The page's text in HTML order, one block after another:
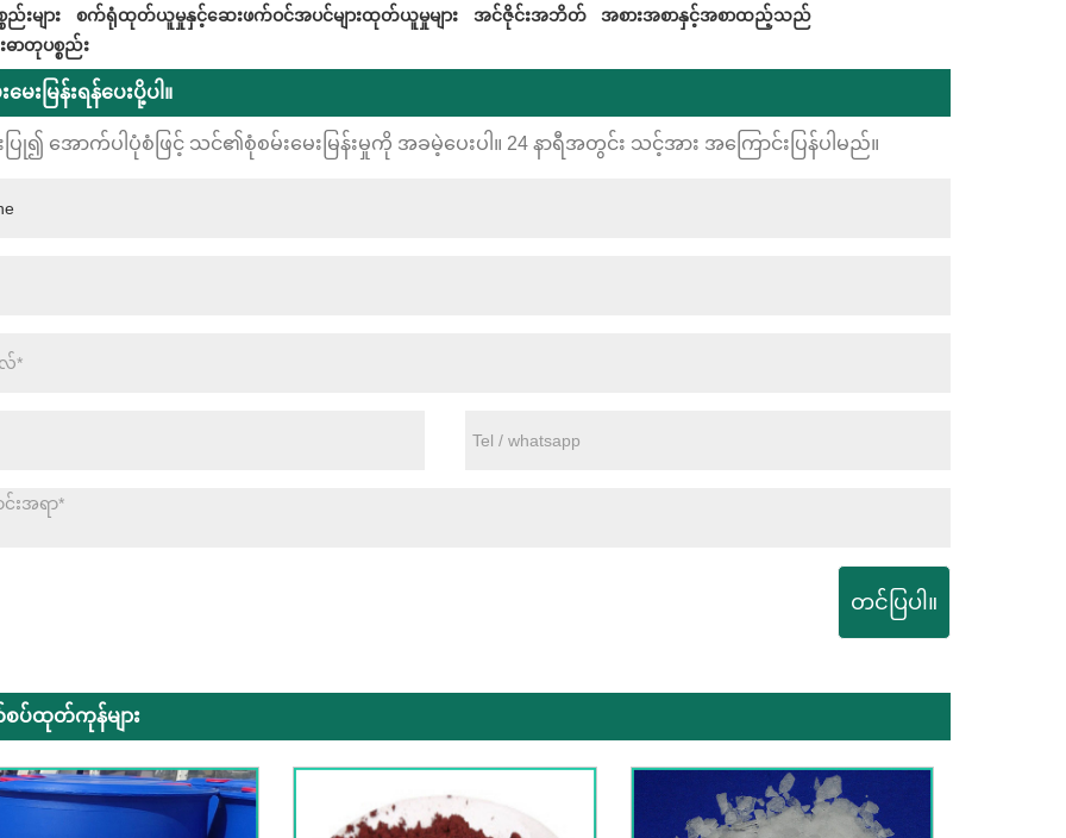
ည်းများ စက်ရုံထုတ်ယူမှုနှင့်ဆေးဖက်ဝင်အပင်များထုတ်ယူမှုများ အင်ဇိုင်းအဘိတ်
အစားအစာနှင့်အစာထည့်သည်
ဓာတုပစ္စည်း
မေးမြန်းရန်ပေးပို့ပါ။
ပြု၍ အောက်ပါပုံစံဖြင့် သင်၏စုံစမ်းမေးမြန်းမှုကို အခမဲ့ပေးပါ။ 24 နာရီအတွင်း သင့်အား အကြောင်းပြန်ပါမည်။
တင်ပြပါ။
ပ်ထုတ်ကုန်များ